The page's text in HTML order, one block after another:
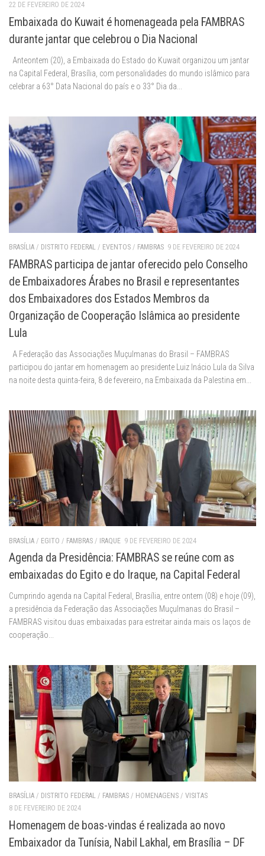
22 DE FEVEREIRO DE 2024
Embaixada do Kuwait é homenageada pela FAMBRAS
durante jantar que celebrou o Dia Nacional
Anteontem (20), a Embaixada do Estado do Kuwait organizou um jantar
na Capital Federal, Brasília, com personalidades do mundo islâmico para
celebrar a 63° Data Nacional do país e o 33° Dia da...
BRASÍLIA / DISTRITO FEDERAL / EVENTOS / FAMBRAS 9 DE FEVEREIRO DE 2024
FAMBRAS participa de jantar oferecido pelo Conselho
de Embaixadores Árabes no Brasil e representantes
dos Embaixadores dos Estados Membros da
Organização de Cooperação Islâmica ao presidente
Lula
A Federação das Associações Muçulmanas do Brasil – FAMBRAS
participou do jantar em homenagem ao presidente Luiz Inácio Lula da Silva
na noite desta quinta-feira, 8 de fevereiro, na Embaixada da Palestina em...
BRASÍLIA / EGITO / FAMBRAS / IRAQUE 9 DE FEVEREIRO DE 2024
Agenda da Presidência: FAMBRAS se reúne com as
embaixadas do Egito e do Iraque, na Capital Federal
Cumprindo agenda na Capital Federal, Brasília, entre ontem (08) e hoje (09),
a presidência da Federação das Associações Muçulmanas do Brasil –
FAMBRAS visitou duas embaixadas para estreitar ainda mais os laços de
cooperação...
BRASÍLIA / DISTRITO FEDERAL / FAMBRAS / HOMENAGENS / VISITAS
8 DE FEVEREIRO DE 2024
Homenagem de boas-vindas é realizada ao novo
Embaixador da Tunísia, Nabil Lakhal, em Brasília – DF